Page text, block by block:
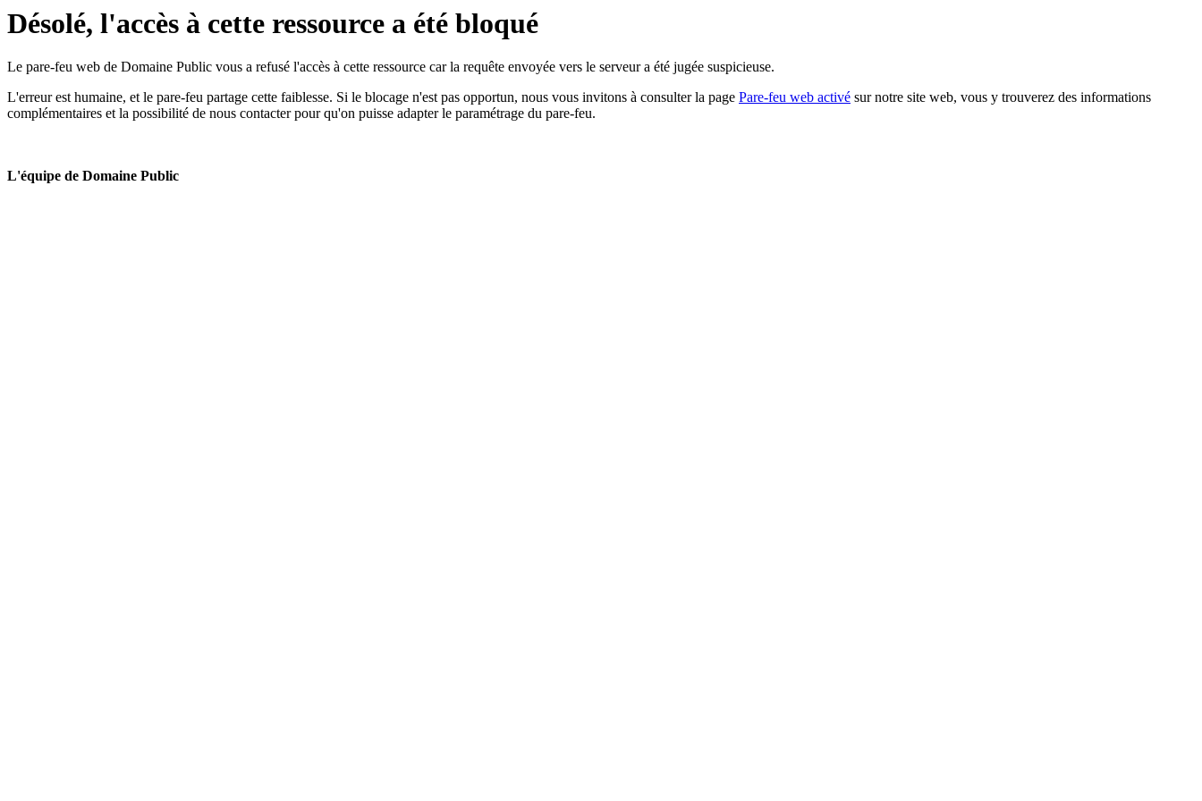
Désolé, l'accès à cette ressource a été bloqué
Le pare-feu web de Domaine Public vous a refusé l'accès à cette ressource car la requête envoyée vers le serveur a été jugée suspicieuse.
L'erreur est humaine, et le pare-feu partage cette faiblesse. Si le blocage n'est pas opportun, nous vous invitons à consulter la page Pare-feu web activé sur notre site web, vous y trouverez des informations
complémentaires et la possibilité de nous contacter pour qu'on puisse adapter le paramétrage du pare-feu.
L'équipe de Domaine Public